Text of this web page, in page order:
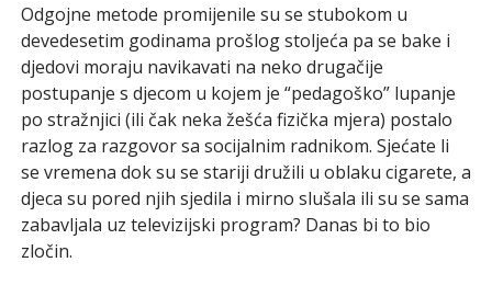
Odgojne metode promijenile su se stubokom u
devedesetim godinama prošlog stoljeća pa se bake i
djedovi moraju navikavati na neko drugačije
postupanje s djecom u kojem je “pedagoško” lupanje
po stražnjici (ili čak neka žešća fizička mjera) postalo
razlog za razgovor sa socijalnim radnikom. Sjećate li
se vremena dok su se stariji družili u oblaku cigarete, a
djeca su pored njih sjedila i mirno slušala ili su se sama
zabavljala uz televizijski program? Danas bi to bio
zločin.